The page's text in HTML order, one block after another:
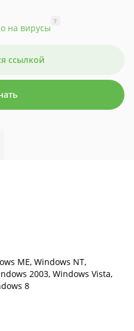
на вирусы
?
ссылкой
ME, Windows NT,
2003, Windows Vista,
8